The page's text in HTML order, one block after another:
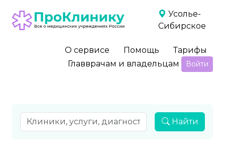
Усолье-
Сибирское
О сервисе Помощь
Тарифы
Главврачам и владельцам
Войти
Найти